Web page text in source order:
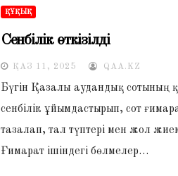
ҚҰҚЫҚ
Сенбілік өткізілді
ҚАЗ 11, 2025 QAA.KZ
Бүгін Қазалы аудандық сотының
сенбілік ұйымдастырып, сот
тазалап, тал түптері мен жол
Ғимарат ішіндегі бөлмелер…